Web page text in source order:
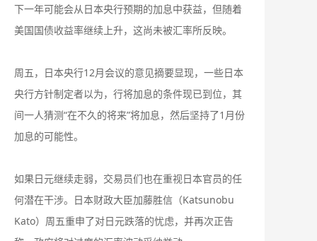
下一年可能会从日本央行预期的加息中获益，但随着
美国国债收益率继续上升，这尚未被汇率所反映。
周五，日本央行12月会议的意见摘要显现，一些日本
央行方针制定者以为，行将加息的条件现已到位，其
间一人猜测“在不久的将来”将加息，然后坚持了1月份
加息的可能性。
如果日元继续走弱，交易员们也在重视日本官员的任
何潜在干涉。日本财政大臣加藤胜信（Katsunobu
Kato）周五重申了对日元跌落的忧虑，并再次正告